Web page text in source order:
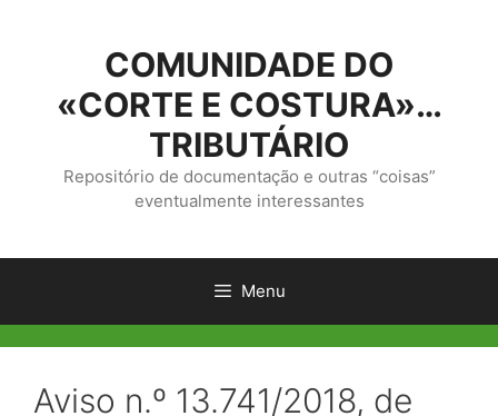
conteúdo
COMUNIDADE DO
«CORTE E COSTURA»…
TRIBUTÁRIO
Repositório de documentação e outras “coisas”
eventualmente interessantes
Menu
Aviso n.º 13.741/2018, de